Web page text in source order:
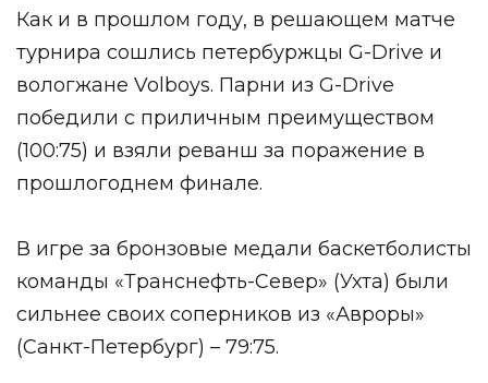
Как и в прошлом году, в решающем матче
турнира сошлись петербуржцы G-Drive и
вологжане Volboys. Парни из G-Drive
победили с приличным преимуществом
(100:75) и взяли реванш за поражение в
прошлогоднем финале.
В игре за бронзовые медали баскетболисты
команды «Транснефть-Север» (Ухта) были
сильнее своих соперников из «Авроры»
(Санкт-Петербург) – 79:75.